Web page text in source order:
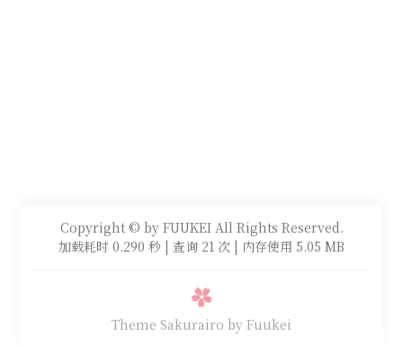
Copyright © by FUUKEI All Rights Reserved.
加载耗时 0.290 秒 | 查询 21 次 | 内存使用 5.05 MB
Theme Sakurairo by Fuukei